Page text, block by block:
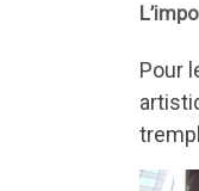
Pour